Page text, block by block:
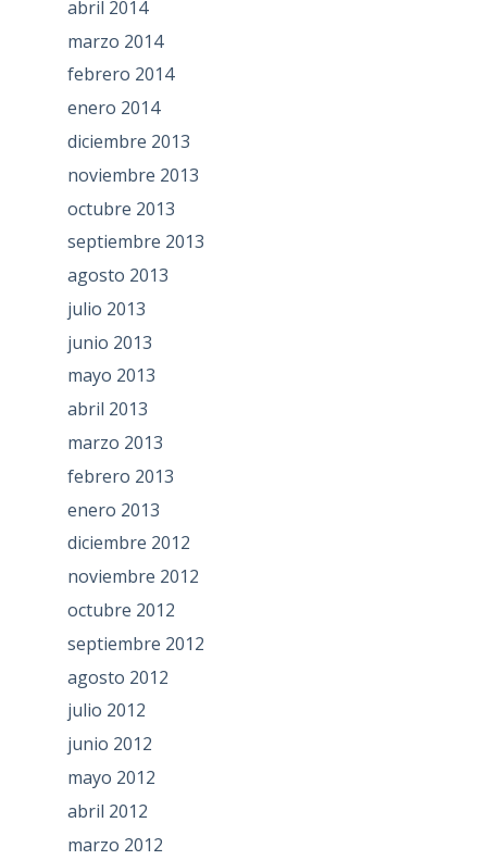
abril 2014
marzo 2014
febrero 2014
enero 2014
diciembre 2013
noviembre 2013
octubre 2013
septiembre 2013
agosto 2013
julio 2013
junio 2013
mayo 2013
abril 2013
marzo 2013
febrero 2013
enero 2013
diciembre 2012
noviembre 2012
octubre 2012
septiembre 2012
agosto 2012
julio 2012
junio 2012
mayo 2012
abril 2012
marzo 2012